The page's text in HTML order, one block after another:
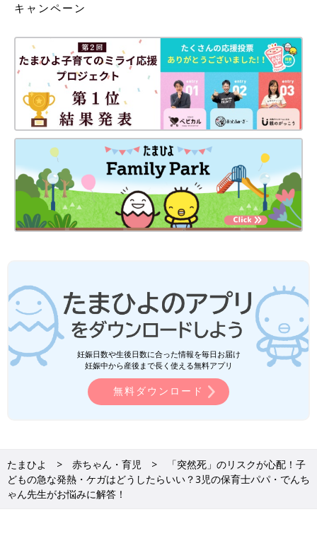
キャンペーン
妊娠日数や生後日数に合った情報を毎日お届け
妊娠中から産後まで長く使える無料アプリ
無料ダウンロード
たまひよ 赤ちゃん・育児
「突然死」のリスクが心配！子
どもの急な発熱・ケガはどうしたらいい？3児の保育士パパ・でんち
ゃん先生がお悩みに解答！